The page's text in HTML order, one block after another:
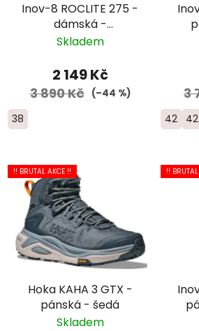
Inov-8 ROCLITE 275 -
dámská -
zelená/modrá
Skladem
2 149 Kč
3 890 Kč (–44 %)
38
3
42
!! BRUTAL AKCE !!
Hoka KAHA 3 GTX -
pánská - šedá
Skladem
!!